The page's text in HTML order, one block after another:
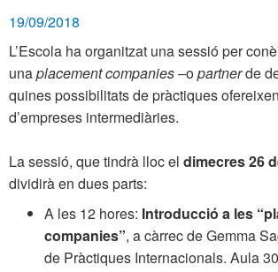
19/09/2018
L’Escola ha organitzat una sessió per
unaplacement companies –opartnerde
quines possibilitats de pràctiques
d’empreses intermediàries.
La sessió, que tindrà lloc el dimecres 26
dividirà en dues parts:
A les 12 hores: Introducció a les
companies”, a càrrec de Gemma
de Pràctiques Internacionals. Aula